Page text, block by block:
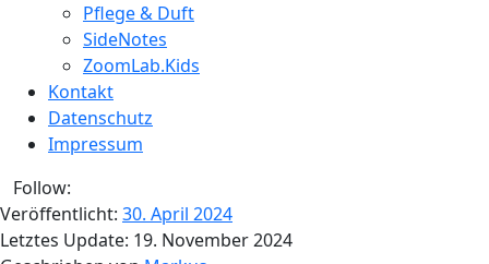
Pflege & Duft
SideNotes
ZoomLab.Kids
Kontakt
Datenschutz
Impressum
Follow:
Veröffentlicht: 30. April 2024
Letztes Update: 19. November 2024